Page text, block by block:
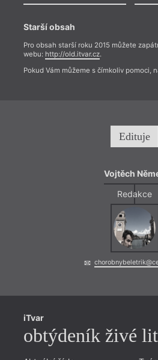
Starší obsah
Pro obsah starší roku 2015 můžete
webu: http://old.itvar.cz.
Pokud Vám můžeme s čímkoliv pomoci,
Edituje
Vojtěch
Redakce
iTvar
obtýdeník živé